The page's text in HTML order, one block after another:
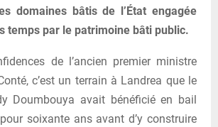
domaines bâtis de l’État engagée
temps par le patrimoine bâti public.
de l’ancien premier ministre
c’est un terrain à Landrea que le
Doumbouya avait bénéficié en bail
soixante ans avant d’y construire